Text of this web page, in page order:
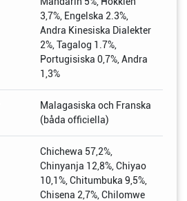
3,7%, Engelska 2.3%,
Andra Kinesiska Dialekter
2%, Tagalog 1.7%,
Portugisiska 0,7%, Andra
1,3%
Malagasiska och Franska
(båda officiella)
Chichewa 57,2%,
Chinyanja 12,8%, Chiyao
10,1%, Chitumbuka 9,5%,
Chisena 2,7%, Chilomwe